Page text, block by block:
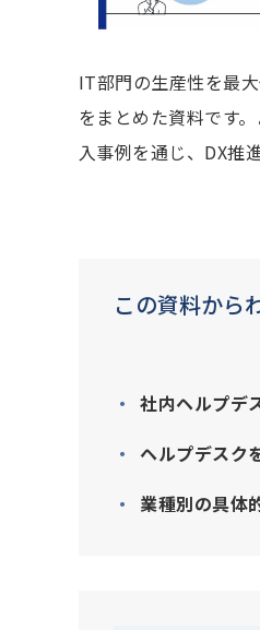
IT部門の生産性を最
をまとめた資料です
入事例を通じ、DX推
この資料から
社内ヘルプデ
ヘルプデスク
業種別の具体